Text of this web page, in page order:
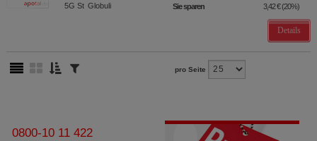
5G St Globuli Sie sparen 3,42 €(20%)
Details
pro Seite
0800-10 11 422